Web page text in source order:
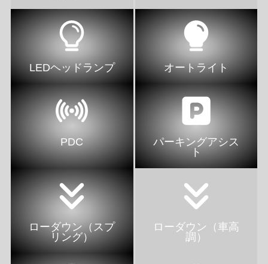
LEDヘッドランプ オートライト
PDC
パーキングアシス
ト
ローダウン（スプ
リング）
ローダウン（車高
調）